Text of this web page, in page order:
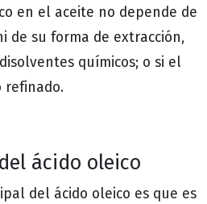
en el aceite no depende de
de su forma de extracción,
químicos; o si el
refinado.
ácido oleico
del ácido oleico es que es